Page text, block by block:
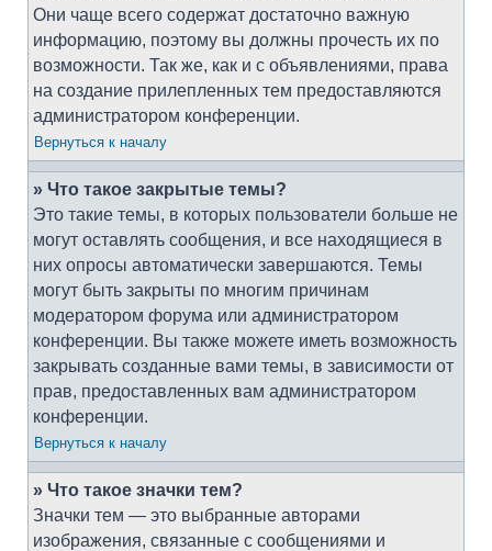
Они чаще всего содержат достаточно важную
информацию, поэтому вы должны прочесть их по
возможности. Так же, как и с объявлениями, права
на создание прилепленных тем предоставляются
администратором конференции.
Вернуться к началу
» Что такое закрытые темы?
Это такие темы, в которых пользователи больше не
могут оставлять сообщения, и все находящиеся в
них опросы автоматически завершаются. Темы
могут быть закрыты по многим причинам
модератором форума или администратором
конференции. Вы также можете иметь возможность
закрывать созданные вами темы, в зависимости от
прав, предоставленных вам администратором
конференции.
Вернуться к началу
» Что такое значки тем?
Значки тем — это выбранные авторами
изображения, связанные с сообщениями и